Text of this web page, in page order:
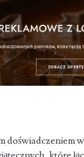
doświadczeniem